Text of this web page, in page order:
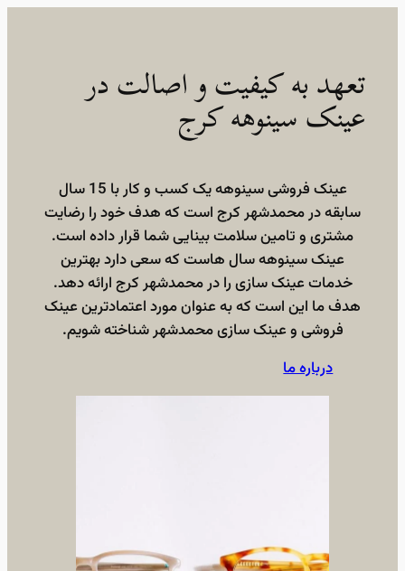
تعهد به کیفیت و اصالت در
عینک سینوهه کرج
عینک فروشی سینوهه یک کسب و کار با 15 سال
سابقه در محمدشهر کرج است که هدف خود را رضایت
مشتری و تامین سلامت بینایی شما قرار داده است.
عینک سینوهه سال هاست که سعی دارد بهترین
خدمات عینک سازی را در محمدشهر کرج ارائه دهد.
هدف ما این است که به عنوان مورد اعتمادترین عینک
فروشی و عینک سازی محمدشهر شناخته شویم.
درباره ما